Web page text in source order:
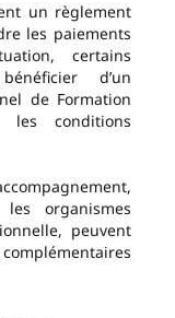
un règlement
les paiements
certains
d’un
de Formation
les conditions
organismes
peuvent